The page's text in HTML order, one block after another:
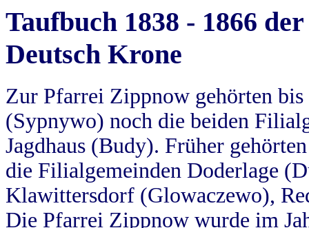
Taufbuch 1838 - 1866
Deutsch Krone
Zur Pfarrei Zippnow gehörten
(Sypnywo) noch die beiden
Jagdhaus (Budy). Früher
die Filialgemeinden Doderlage
Klawittersdorf (Glowaczewo),
Die Pfarrei Zippnow wurde im